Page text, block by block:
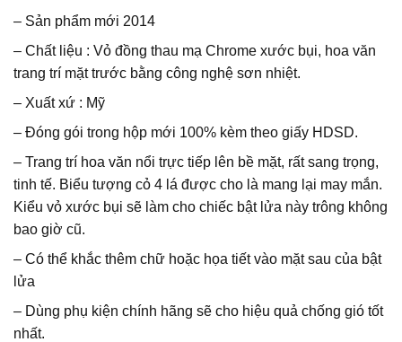
– Sản phẩm mới 2014
– Chất liệu : Vỏ đồng thau mạ Chrome xước bụi, hoa văn
trang trí mặt trước bằng công nghệ sơn nhiệt.
– Xuất xứ : Mỹ
– Đóng gói trong hộp mới 100% kèm theo giấy HDSD.
– Trang trí hoa văn nổi trực tiếp lên bề mặt, rất sang trọng,
tinh tế. Biểu tượng cỏ 4 lá được cho là mang lại may mắn.
Kiểu vỏ xước bụi sẽ làm cho chiếc bật lửa này trông không
bao giờ cũ.
– Có thể khắc thêm chữ hoặc họa tiết vào mặt sau của bật
lửa
– Dùng phụ kiện chính hãng sẽ cho hiệu quả chống gió tốt
nhất.